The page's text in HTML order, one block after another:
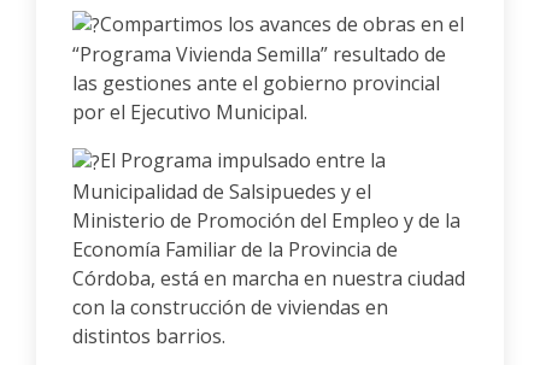
Compartimos los avances de obras en el
“Programa Vivienda Semilla” resultado de
las gestiones ante el gobierno provincial
por el Ejecutivo Municipal.
El Programa impulsado entre la
Municipalidad de Salsipuedes y el
Ministerio de Promoción del Empleo y de la
Economía Familiar de la Provincia de
Córdoba, está en marcha en nuestra ciudad
con la construcción de viviendas en
distintos barrios.